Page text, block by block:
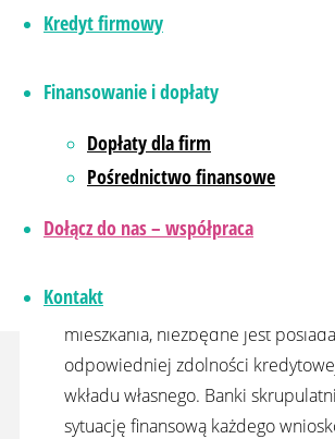
Kredyt firmowy
Finansowanie i dopłaty
Dopłaty dla firm
Pośrednictwo finansowe
Dołącz do nas – współpraca
Kontakt
na każdym etapie.
Pomoc eksperta w
uzyskaniu kredytu
Aby uzyskać kredyt hipoteczny na
mieszkania, niezbędne jest
odpowiedniej zdolności
wkładu własnego. Banki
sytuację finansową każdego